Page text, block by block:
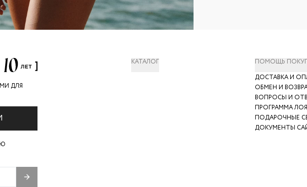
ДЛЯ
КАТАЛОГ
ПОМОЩЬ
ДОСТАВКА И
ОБМЕН И
ВОПРОСЫ И
ПРОГРАММА
ПОДАРОЧНЫЕ
ДОКУМЕНТЫ